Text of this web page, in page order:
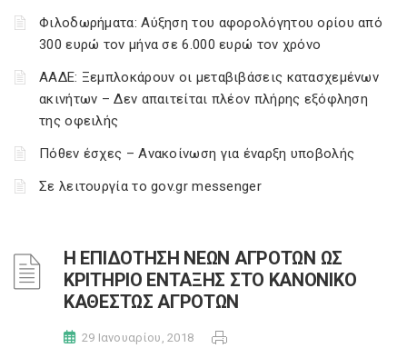
Φιλοδωρήματα: Αύξηση του αφορολόγητου ορίου από
300 ευρώ τον μήνα σε 6.000 ευρώ τον χρόνο
ΑΑΔΕ: Ξεμπλοκάρουν οι μεταβιβάσεις κατασχεμένων
ακινήτων – Δεν απαιτείται πλέον πλήρης εξόφληση
της οφειλής
Πόθεν έσχες – Ανακοίνωση για έναρξη υποβολής
Σε λειτουργία το gov.gr messenger
Η ΕΠΙΔΟΤΗΣΗ ΝΕΩΝ ΑΓΡΟΤΩΝ ΩΣ
ΚΡΙΤΗΡΙΟ ΕΝΤΑΞΗΣ ΣΤΟ ΚΑΝΟΝΙΚΟ
ΚΑΘΕΣΤΩΣ ΑΓΡΟΤΩΝ
29 Ιανουαρίου, 2018